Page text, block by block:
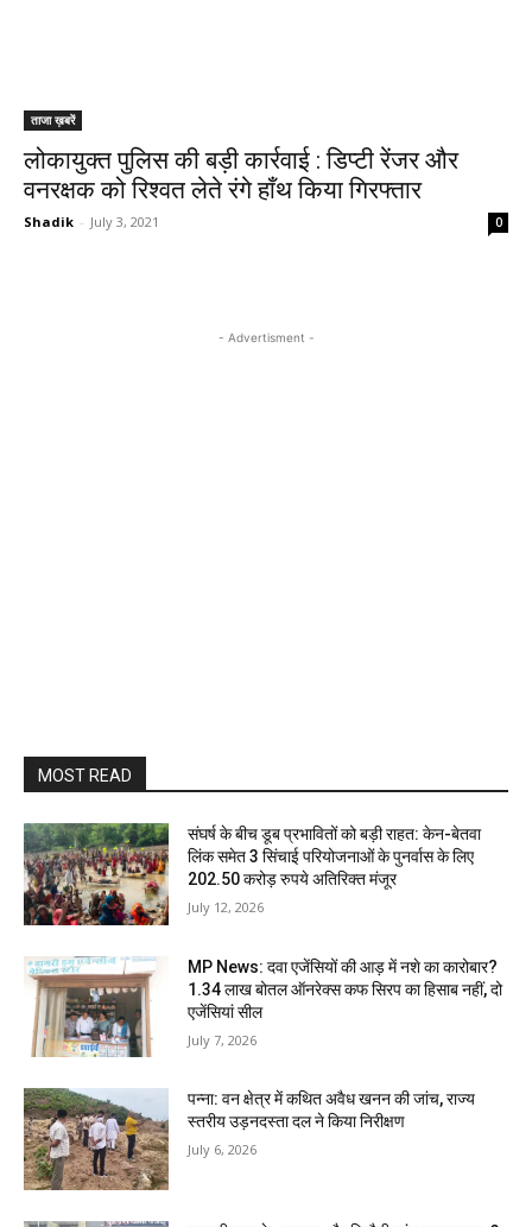
ताजा ख़बरें
लोकायुक्त पुलिस की बड़ी कार्रवाई : डिप्टी रेंजर और
वनरक्षक को रिश्वत लेते रंगे हाँथ किया गिरफ्तार
Shadik - July 3, 2021 0
- Advertisment -
MOST READ
संघर्ष के बीच डूब प्रभावितों को बड़ी राहत: केन-बेतवा
लिंक समेत 3 सिंचाई परियोजनाओं के पुनर्वास के लिए
202.50 करोड़ रुपये अतिरिक्त मंजूर
July 12, 2026
MP News: दवा एजेंसियों की आड़ में नशे का कारोबार?
1.34 लाख बोतल ऑनरेक्स कफ सिरप का हिसाब नहीं, दो
एजेंसियां सील
July 7, 2026
पन्ना: वन क्षेत्र में कथित अवैध खनन की जांच, राज्य
स्तरीय उड़नदस्ता दल ने किया निरीक्षण
July 6, 2026